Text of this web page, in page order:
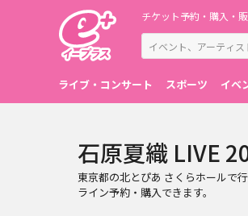
チケット予約・購入・
ライブ・コンサート スポーツ イベ
石原夏織 LIVE
東京都の北とぴあ さくらホールで
ライン予約・購入できます。